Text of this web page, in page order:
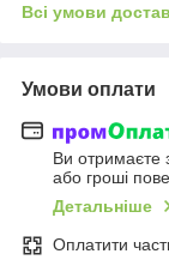
Всі умови
Умови оплати
Ви отримаєте
або гроші
Детальніше
Оплатити